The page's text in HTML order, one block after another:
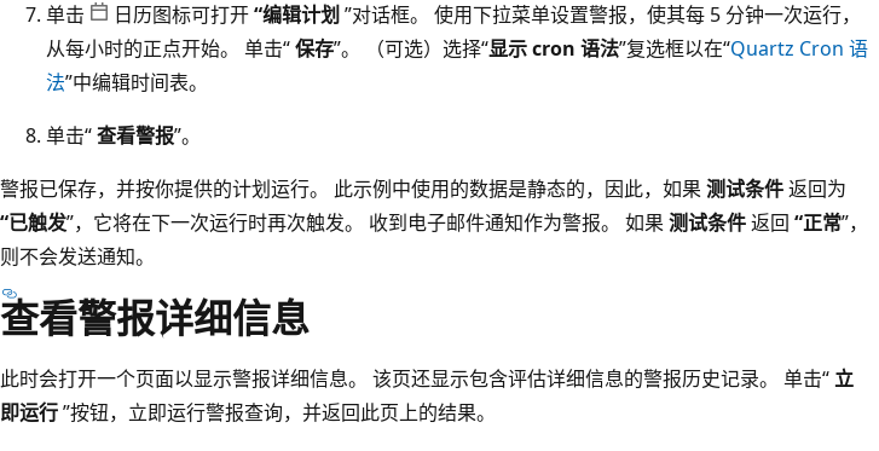
单击
日历图标可打开“编辑计划 ”对话框。 使用下拉菜单设置警报，使其每 5 分钟一次运行，
从每小时的正点开始。 单击“保存”。 （可选）选择“显示 cron 语法”复选框以在“Quartz Cron 语
法”中编辑时间表。
单击“查看警报”。
警报已保存，并按你提供的计划运行。 此示例中使用的数据是静态的，因此，如果 测试条件返回为
“已触发”，它将在下一次运行时再次触发。 收到电子邮件通知作为警报。 如果 测试条件返回 “正常”，
则不会发送通知。
查看警报详细信息
此时会打开一个页面以显示警报详细信息。 该页还显示包含评估详细信息的警报历史记录。 单击“立
即运行”按钮，立即运行警报查询，并返回此页上的结果。